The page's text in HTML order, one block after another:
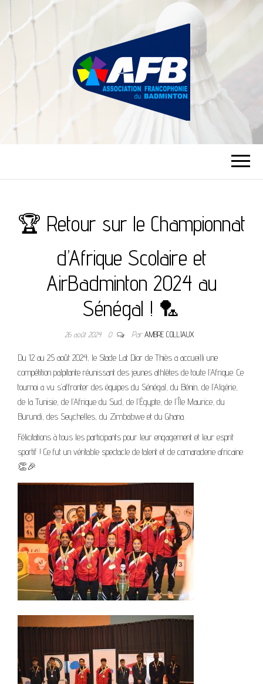
ASSOCIATION
FRANCOPHONIE
DU BADMINTON
🏆 Retour sur le Championnat
d’Afrique Scolaire et
AirBadminton 2024 au
Sénégal ! 🏸
26 août 2024 0 ParAMBRE COLLIAUX
Du 12 au 25 août 2024, le Stade Lat Dior de Thiès a accueilli une
compétition palpitante réunissant des jeunes athlètes de toute l’Afrique. Ce
tournoi a vu s’affronter des équipes du Sénégal, du Bénin, de l’Algérie,
de la Tunisie, de l’Afrique du Sud, de l’Égypte, de l’Île Maurice, du
Burundi, des Seychelles, du Zimbabwe et du Ghana.
Félicitations à tous les participants pour leur engagement et leur esprit
sportif ! Ce fut un véritable spectacle de talent et de camaraderie africaine.
👏🎉